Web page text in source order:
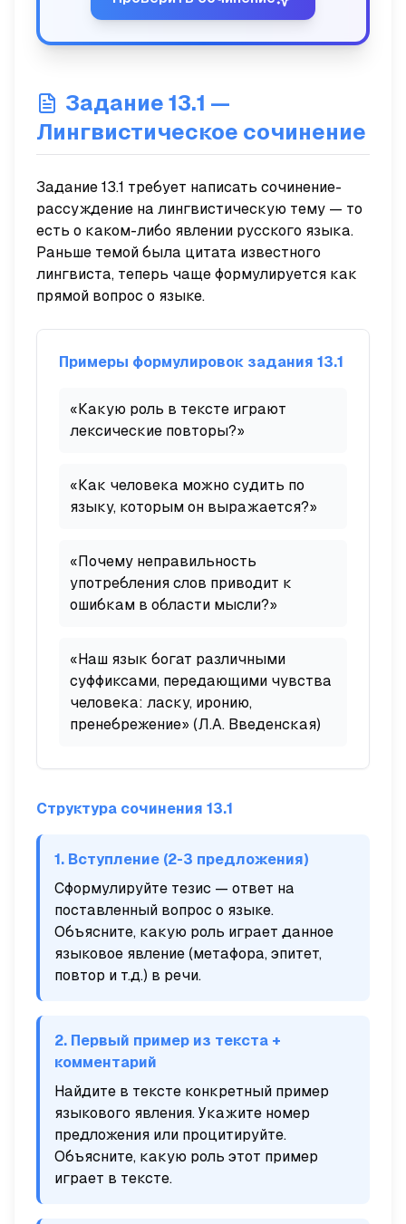
Задание 13.1 —
Лингвистическое сочинение
Задание 13.1 требует написать сочинение-
рассуждение на лингвистическую тему — то
есть о каком-либо явлении русского языка.
Раньше темой была цитата известного
лингвиста, теперь чаще формулируется как
прямой вопрос о языке.
Примеры формулировок задания 13.1
«Какую роль в тексте играют
лексические повторы?»
«Как человека можно судить по
языку, которым он выражается?»
«Почему неправильность
употребления слов приводит к
ошибкам в области мысли?»
«Наш язык богат различными
суффиксами, передающими чувства
человека: ласку, иронию,
пренебрежение» (Л.А. Введенская)
Структура сочинения 13.1
1. Вступление (2-3 предложения)
Сформулируйте тезис — ответ на
поставленный вопрос о языке.
Объясните, какую роль играет данное
языковое явление (метафора, эпитет,
повтор и т.д.) в речи.
2. Первый пример из текста +
комментарий
Найдите в тексте конкретный пример
языкового явления. Укажите номер
предложения или процитируйте.
Объясните, какую роль этот пример
играет в тексте.